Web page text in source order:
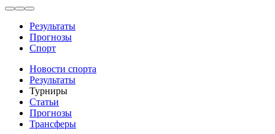
Результаты
Прогнозы
Спорт
Новости спорта
Результаты
Турниры
Статьи
Прогнозы
Трансферы